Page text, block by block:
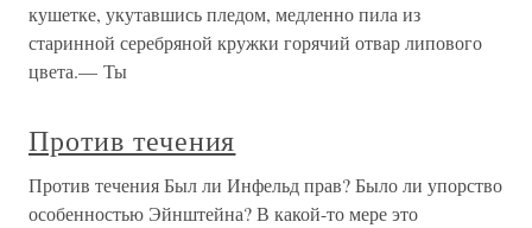
кушетке, укутавшись пледом, медленно пила из
старинной серебряной кружки горячий отвар липового
цвета.— Ты
Против течения
Против течения Был ли Инфельд прав? Было ли упорство
особенностью Эйнштейна? В какой-то мере это